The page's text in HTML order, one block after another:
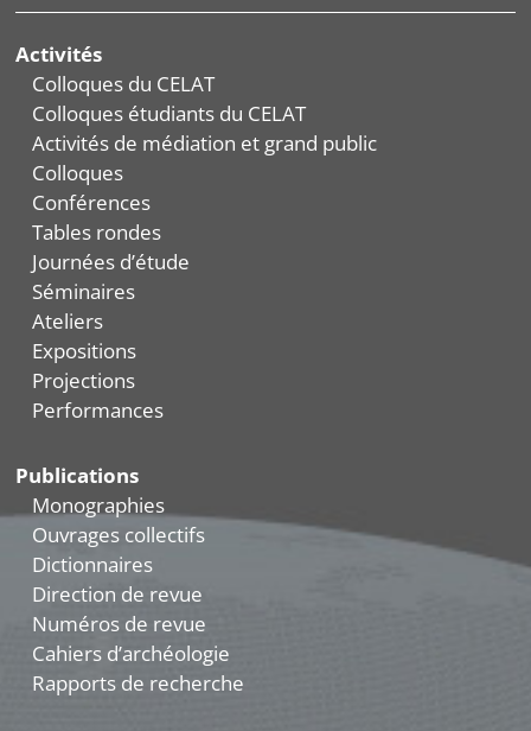
Activités
Colloques du CELAT
Colloques étudiants du CELAT
Activités de médiation et grand public
Colloques
Conférences
Tables rondes
Journées d’étude
Séminaires
Ateliers
Expositions
Projections
Performances
Publications
Monographies
Ouvrages collectifs
Dictionnaires
Direction de revue
Numéros de revue
Cahiers d’archéologie
Rapports de recherche